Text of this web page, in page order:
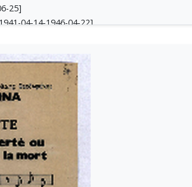
25]
04-14-1946-04-22]
09-24]